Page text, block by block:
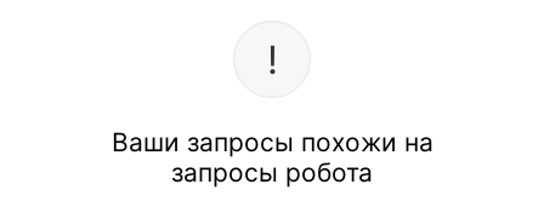
Ваши запросы похожи на
запросы робота